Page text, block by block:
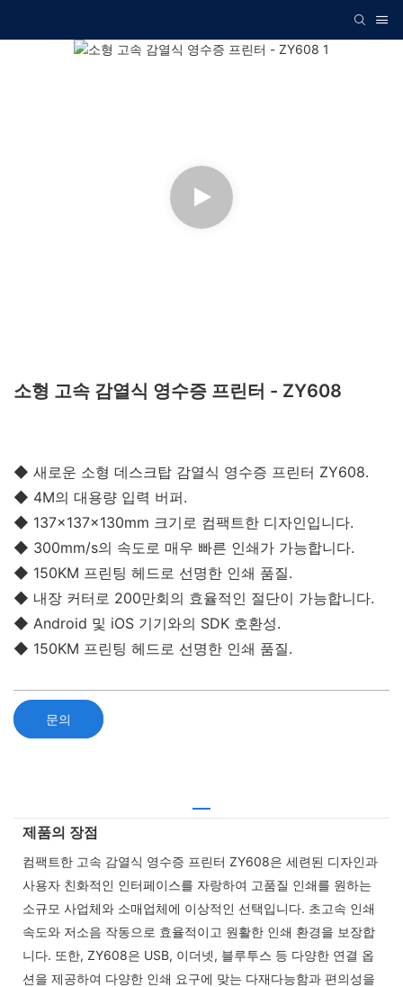
소형 고속 감열식 영수증 프린터 - ZY608
◆ 새로운 소형 데스크탑 감열식 영수증 프린터 ZY608.
◆ 4M의 대용량 입력 버퍼.
◆ 137x137x130mm 크기로 컴팩트한 디자인입니다.
◆ 300mm/s의 속도로 매우 빠른 인쇄가 가능합니다.
◆ 150KM 프린팅 헤드로 선명한 인쇄 품질.
◆ 내장 커터로 200만회의 효율적인 절단이 가능합니다.
◆ Android 및 iOS 기기와의 SDK 호환성.
◆ 150KM 프린팅 헤드로 선명한 인쇄 품질.
문의
제품의 장점
컴팩트한 고속 감열식 영수증 프린터 ZY608은 세련된 디자인과
사용자 친화적인 인터페이스를 자랑하여 고품질 인쇄를 원하는
소규모 사업체와 소매업체에 이상적인 선택입니다. 초고속 인쇄
속도와 저소음 작동으로 효율적이고 원활한 인쇄 환경을 보장합
니다. 또한, ZY608은 USB, 이더넷, 블루투스 등 다양한 연결 옵
션을 제공하여 다양한 인쇄 요구에 맞는 다재다능함과 편의성을